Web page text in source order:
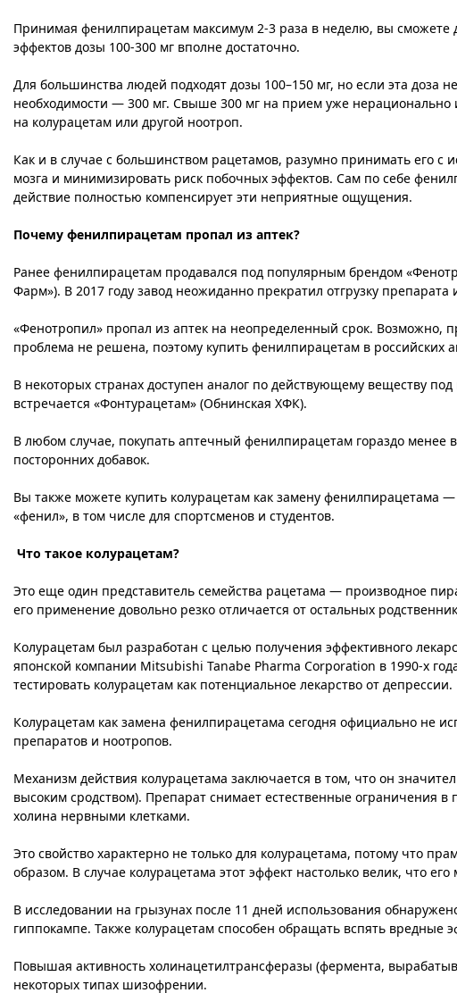
Принимая фенилпирацетам максимум 2-3 раза в неделю, вы
эффектов дозы 100-300 мг вполне достаточно.
Для большинства людей подходят дозы 100–150 мг, но если эта доза
необходимости — 300 мг. Свыше 300 мг на прием уже
на колурацетам или другой ноотроп.
Как и в случае с большинством рацетамов, разумно принимать его
мозга и минимизировать риск побочных эффектов. Сам по себе
действие полностью компенсирует эти неприятные ощущения.
Почему фенилпирацетам пропал из аптек?
Ранее фенилпирацетам продавался под популярным брендом
Фарм»). В 2017 году завод неожиданно прекратил отгрузку препарата
«Фенотропил» пропал из аптек на неопределенный срок. Возможно,
проблема не решена, поэтому купить фенилпирацетам в российских
В некоторых странах доступен аналог по действующему веществу
встречается «Фонтурацетам» (Обнинская ХФК).
В любом случае, покупать аптечный фенилпирацетам гораздо
посторонних добавок.
Вы также можете купить колурацетам как замену фенилпирацетама
«фенил», в том числе для спортсменов и студентов.
Что такое колурацетам?
Это еще один представитель семейства рацетама — производное
его применение довольно резко отличается от остальных
Колурацетам был разработан с целью получения эффективного
японской компании Mitsubishi Tanabe Pharma Corporation в 1990-х
тестировать колурацетам как потенциальное лекарство от депрессии.
Колурацетам как замена фенилпирацетама сегодня официально не
препаратов и ноотропов.
Механизм действия колурацетама заключается в том, что он
высоким сродством). Препарат снимает естественные ограничения
холина нервными клетками.
Это свойство характерно не только для колурацетама, потому что
образом. В случае колурацетама этот эффект настолько велик, что
В исследовании на грызунах после 11 дней использования
гиппокампе. Также колурацетам способен обращать вспять вредные
Повышая активность холинацетилтрансферазы (фермента,
некоторых типах шизофрении.